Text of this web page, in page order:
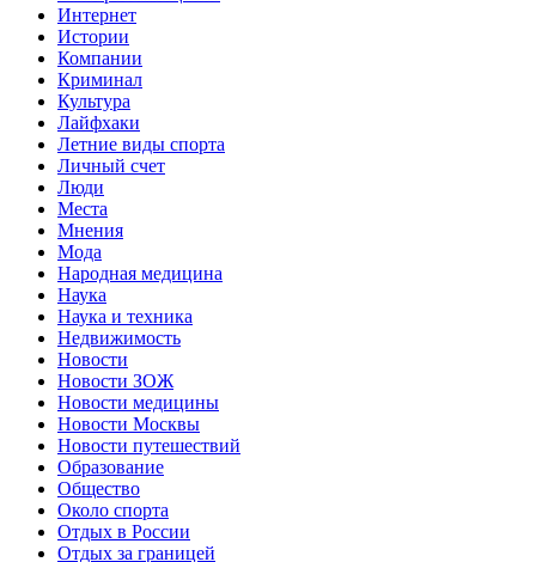
Интернет
Истории
Компании
Криминал
Культура
Лайфхаки
Летние виды спорта
Личный счет
Люди
Места
Мнения
Мода
Народная медицина
Наука
Наука и техника
Недвижимость
Новости
Новости ЗОЖ
Новости медицины
Новости Москвы
Новости путешествий
Образование
Общество
Около спорта
Отдых в России
Отдых за границей